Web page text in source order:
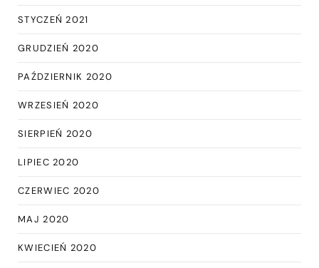
STYCZEŃ 2021
GRUDZIEŃ 2020
PAŹDZIERNIK 2020
WRZESIEŃ 2020
SIERPIEŃ 2020
LIPIEC 2020
CZERWIEC 2020
MAJ 2020
KWIECIEŃ 2020